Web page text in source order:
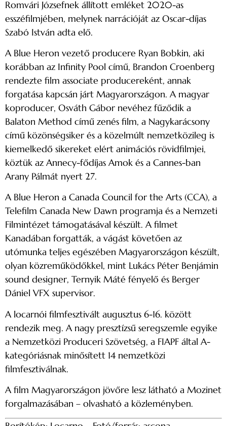
Romvári Józsefnek állított emléket 2020-as
esszéfilmjében, melynek narrációját az Oscar-díjas
Szabó István adta elő.
A Blue Heron vezető producere Ryan Bobkin, aki
korábban az Infinity Pool című, Brandon Croenberg
rendezte film associate producereként, annak
forgatása kapcsán járt Magyarországon. A magyar
koproducer, Osváth Gábor nevéhez fűződik a
Balaton Method című zenés film, a Nagykarácsony
című közönségsiker és a közelmúlt nemzetközileg is
kiemelkedő sikereket elért animációs rövidfilmjei,
köztük az Annecy-fődíjas Amok és a Cannes-ban
Arany Pálmát nyert 27.
A Blue Heron a Canada Council for the Arts (CCA), a
Telefilm Canada New Dawn programja és a Nemzeti
Filmintézet támogatásával készült. A filmet
Kanadában forgatták, a vágást követően az
utómunka teljes egészében Magyarországon készült,
olyan közreműködőkkel, mint Lukács Péter Benjámin
sound designer, Ternyik Máté fényelő és Berger
Dániel VFX supervisor.
A locarnói filmfesztivált augusztus 6-16. között
rendezik meg. A nagy presztízsű seregszemle egyike
a Nemzetközi Produceri Szövetség, a FIAPF által A-
kategóriásnak minősített 14 nemzetközi
filmfesztiválnak.
A film Magyarországon jövőre lesz látható a Mozinet
forgalmazásában – olvasható a közleményben.